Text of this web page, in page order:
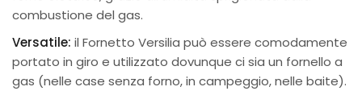
combustione del gas.
Versatile: il Fornetto Versilia può essere comodamente
portato in giro e utilizzato dovunque ci sia un fornello a
gas (nelle case senza forno, in campeggio, nelle baite).